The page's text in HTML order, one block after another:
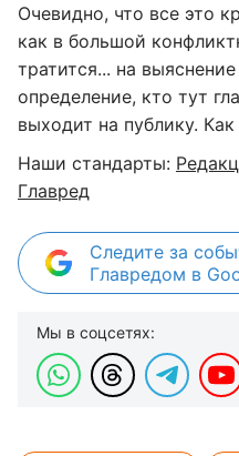
Очевидно, что все это
как в большой
тратится... на
определение, кто тут
выходит на публику.
Наши стандарты:
Главред
Следите за
Главредом в
Мы в соцсетях: